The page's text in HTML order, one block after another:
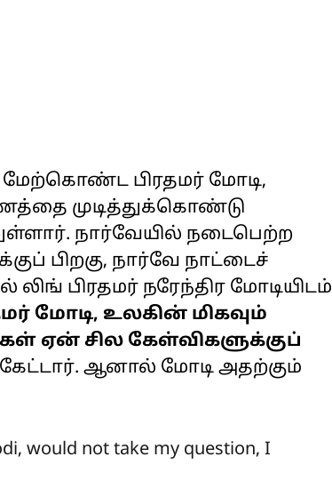
மேற்கொண்ட பிரதமர் மோடி,
முடித்துக்கொண்டு
நார்வேயில் நடைபெற்ற
பிறகு, நார்வே நாட்டைச்
பிரதமர் நரேந்திர மோடியிடம்
மோடி, உலகின் மிகவும்
ஏன் சில கேள்விகளுக்குப்
ஆனால் மோடி அதற்கும்
would not take my question, I